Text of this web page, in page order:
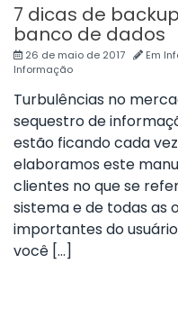
7 dicas de
banco de dados
26 de maio de 2017 Em
Informação
Turbulências no
sequestro de
estão ficando cada
elaboramos este
clientes no que se
sistema e de todas as
importantes do
você […]